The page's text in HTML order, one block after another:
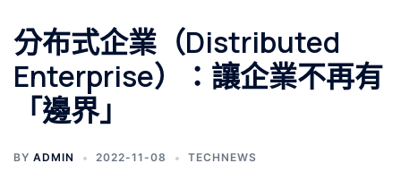
分布式企業（Distributed
Enterprise）：讓企業不再有
「邊界」
BY ADMIN 2022-11-08 TECHNEWS